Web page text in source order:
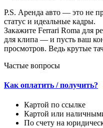
P.S. Аренда авто — это не
статус и идеальные кадры.
Закажите Ferrari Roma для
для клипа — и пусть ваш
просмотров. Ведь крутые
Частые вопросы
Как оплатить / получить?
Картой по ссылке
Картой или
По счету на